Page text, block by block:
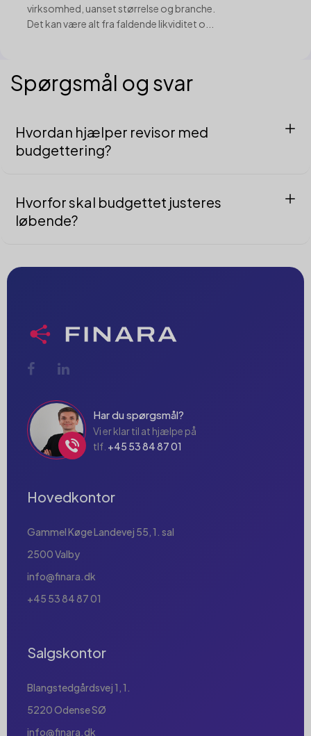
virksomhed, uanset størrelse og branche.
Det kan være alt fra faldende likviditet o...
Spørgsmål og svar
Hvordan hjælper revisor med
budgettering?
Hvorfor skal budgettet justeres
løbende?
Har du spørgsmål?
Vi er klar til at hjælpe på
tlf. +45 53 84 87 01
Hovedkontor
Gammel Køge Landevej 55, 1. sal
2500 Valby
info@finara.dk
+45 53 84 87 01
Salgskontor
Blangstedgårdsvej 1, 1.
5220 Odense SØ
info@finara.dk